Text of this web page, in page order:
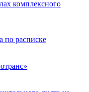
комплексного
по расписке